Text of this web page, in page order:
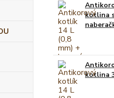
kotlina
kotlina